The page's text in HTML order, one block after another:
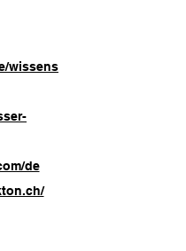
wissens
de